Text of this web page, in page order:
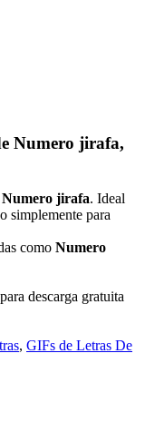
Numero jirafa,
Numero jirafa. Ideal
simplemente para
como Numero
descarga gratuita
, GIFs de Letras De